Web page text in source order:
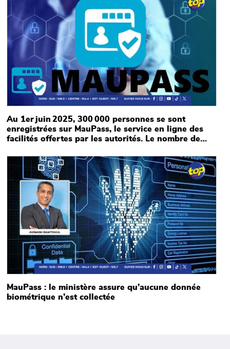
Au 1er juin 2025, 300 000 personnes se sont
enregistrées sur MauPass, le service en ligne des
facilités offertes par les autorités. Le nombre de
en ligne s’élève à 8 000.
Main picture
MauPass : le ministère assure qu’aucune donnée
biométrique n’est collectée